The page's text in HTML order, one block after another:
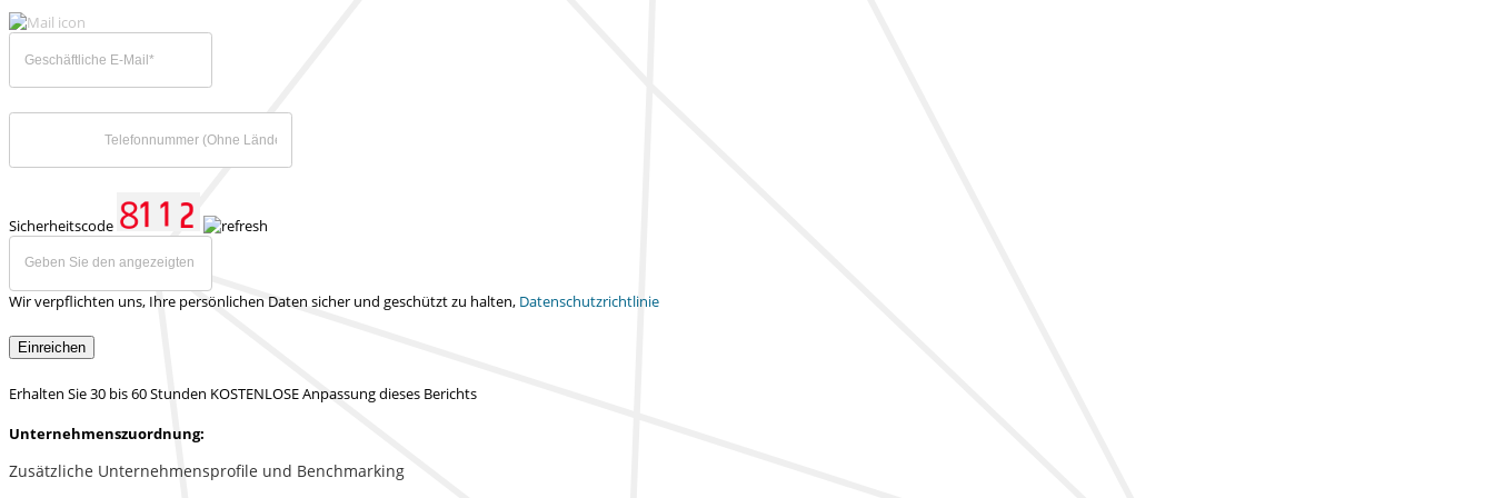
Sicherheitscode
Wir verpflichten uns, Ihre persönlichen Daten sicher und geschützt zu halten, Datenschutzrichtlinie
Einreichen
Erhalten Sie 30 bis 60 Stunden KOSTENLOSE Anpassung dieses Berichts
Unternehmenszuordnung:
Zusätzliche Unternehmensprofile und Benchmarking